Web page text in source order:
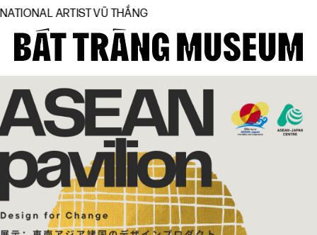
Trang chủ
Về bảo tàng
Hiện vật
BTMA
Tham quan